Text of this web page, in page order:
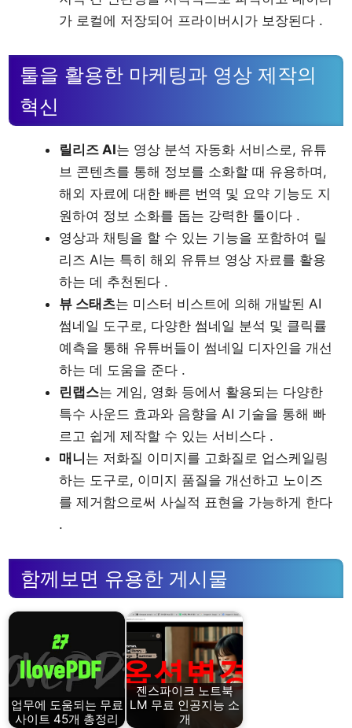
가 로컬에 저장되어 프라이버시가 보장된다 .
툴을 활용한 마케팅과 영상 제작의
혁신
릴리즈 AI는 영상 분석 자동화 서비스로, 유튜
브 콘텐츠를 통해 정보를 소화할 때 유용하며,
해외 자료에 대한 빠른 번역 및 요약 기능도 지
원하여 정보 소화를 돕는 강력한 툴이다 .
영상과 채팅을 할 수 있는 기능을 포함하여 릴
리즈 AI는 특히 해외 유튜브 영상 자료를 활용
하는 데 추천된다 .
뷰 스태츠는 미스터 비스트에 의해 개발된 AI
썸네일 도구로, 다양한 썸네일 분석 및 클릭률
예측을 통해 유튜버들이 썸네일 디자인을 개선
하는 데 도움을 준다 .
린랩스는 게임, 영화 등에서 활용되는 다양한
특수 사운드 효과와 음향을 AI 기술을 통해 빠
르고 쉽게 제작할 수 있는 서비스다 .
매니 는 저화질 이미지를 고화질로 업스케일링
하는 도구로, 이미지 품질을 개선하고 노이즈
를 제거함으로써 사실적 표현을 가능하게 한다
.
함께보면 유용한 게시물
업무에 도움되는 무료
사이트 45개 총정리
젠스파이크 노트북
LM 무료 인공지능 소
개